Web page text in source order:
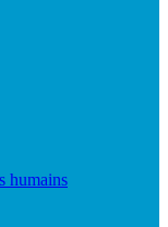
humains